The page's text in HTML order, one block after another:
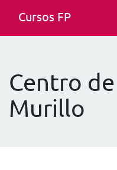
Cursos FP
Centro
Murillo